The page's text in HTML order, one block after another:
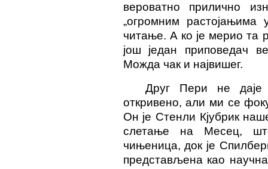
вероватно прилично
„огромним растојањима
читање. А ко је мерио
још један приповедач
Можда чак и највишег.
Друг Пери не
откривено, али ми се
Он је Стенли Кјубрик
слетање на Месец,
чињеница, док је
представљена као